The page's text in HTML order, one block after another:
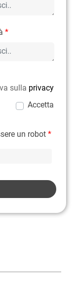
*
sulla privacy
Accetta
un robot *